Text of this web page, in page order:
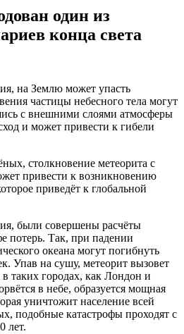
один из
конца света
на Землю может упасть
частицы небесного тела могут
с внешними слоями атмосферы
и может привести к гибели
столкновение метеорита с
привести к возникновению
приведёт к глобальной
были совершены расчёты
потерь. Так, при падении
океана могут погибнуть
Упав на сушу, метеорит вызовет
таких городах, как Лондон и
в небе, образуется мощная
уничтожит население всей
подобные катастрофы проходят с
лет.